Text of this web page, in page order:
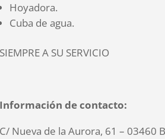
Hoyadora.
Cuba de agua.
SIEMPRE A SU SERVICIO
Información de contacto:
C/ Nueva de la Aurora, 61 – 03460